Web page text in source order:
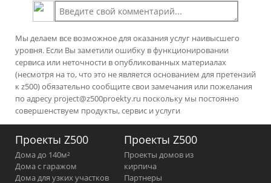
Мы делаем все возможное для оказания услуг наивысшего
уровня. Если Вы заметили ошибку в функционировании
сервиса или неточности в опубликованных материалах
(несмотря на то, что это не является основанием для претензий
к z500) обязательно сообщите свои замечания или пожелания
по адресу project@z500proekty.ru поскольку мы постоянно
совершенствуем продукты, сервис и услуги
Проекты Z500
Дома до 140м²
Дома с гаражом
Дома для узких участков
Проекты Z500
Проекты домов из
кирпича
Партнеры